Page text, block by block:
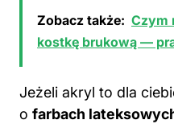
Zobacz także: Czym
kostkę brukową —
Jeżeli akryl to dla
o farbach